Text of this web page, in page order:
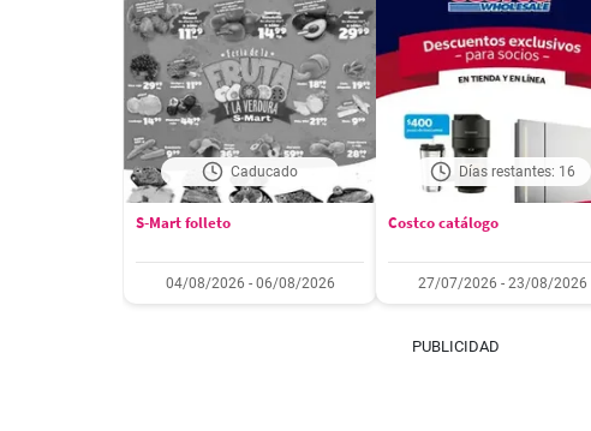
Caducado
S-Mart folleto
04/08/2026 - 06/08/2026
Días restantes: 16
Costco catálogo
27/07/2026 - 23/08/2026
PUBLICIDAD